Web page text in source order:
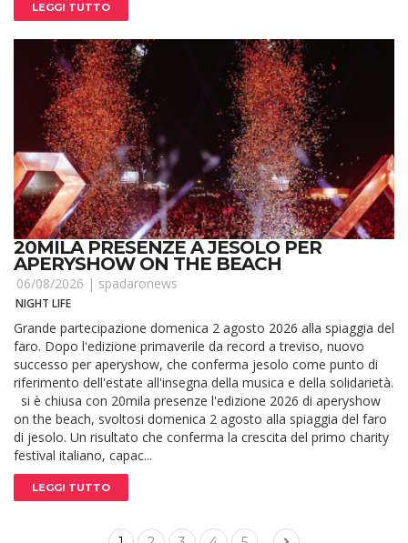
LEGGI TUTTO
20MILA PRESENZE A JESOLO PER
APERYSHOW ON THE BEACH
06/08/2026 | spadaronews
NIGHT LIFE
Grande partecipazione domenica 2 agosto 2026 alla spiaggia del
faro. Dopo l'edizione primaverile da record a treviso, nuovo
successo per aperyshow, che conferma jesolo come punto di
riferimento dell'estate all'insegna della musica e della solidarietà.
si è chiusa con 20mila presenze l'edizione 2026 di aperyshow
on the beach, svoltosi domenica 2 agosto alla spiaggia del faro
di jesolo. Un risultato che conferma la crescita del primo charity
festival italiano, capac...
LEGGI TUTTO